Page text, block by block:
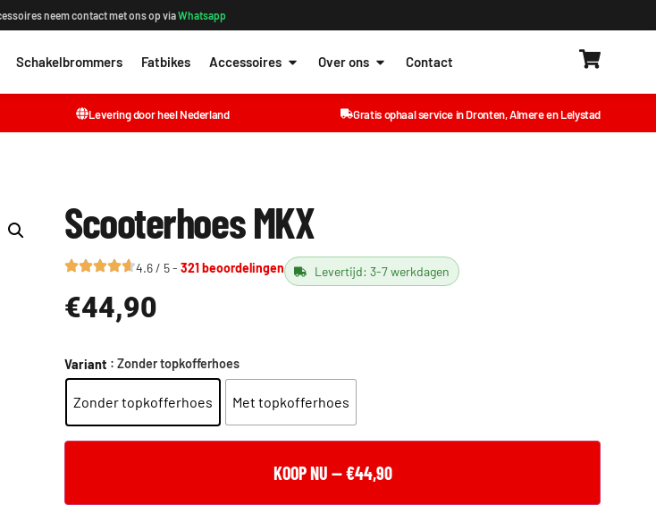
neem contact met ons op viaWhatsapp
Schakelbrommers Fatbikes Accessoires Over ons Contact
Levering door heel Nederland Gratis ophaal service in Dronten, Almere en Lelystad
Scooterhoes MKX
4.6 / 5 - 321 beoordelingen Levertijd: 3-7 werkdagen
€44,90
Variant : Zonder topkofferhoes
Zonder topkofferhoes Met topkofferhoes
KOOP NU — €44,90